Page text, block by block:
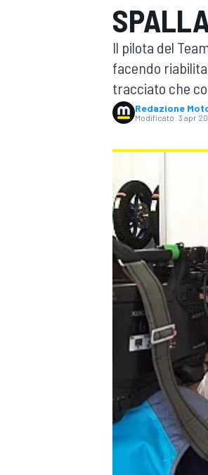
MOTOGP
WRC
Il pilota del
facendo
tracciato che
Redazione
Modificato: 3 apr